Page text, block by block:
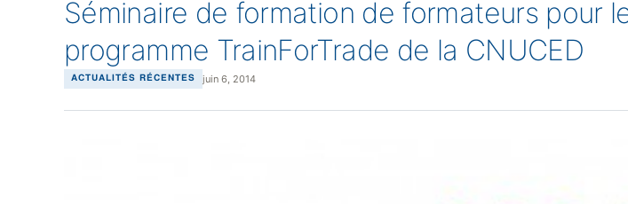
Séminaire de formation de formateurs pour
programme TrainForTrade de la CNUCED
ACTUALITÉS RÉCENTES juin 6, 2014